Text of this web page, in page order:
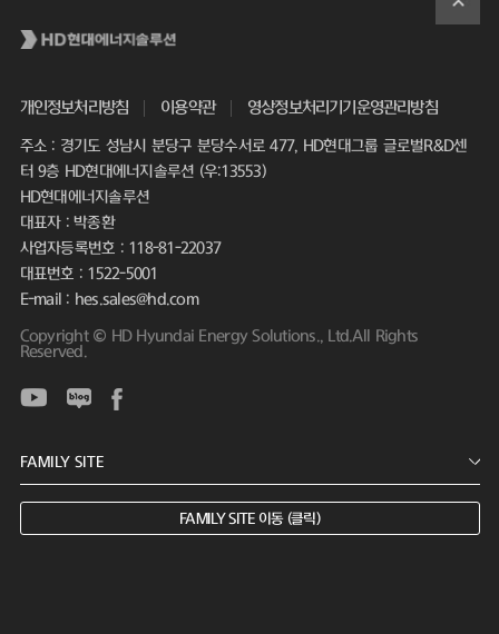
개인정보처리방침 이용약관 영상정보처리기기운영관리방침
주소 : 경기도 성남시 분당구 분당수서로 477, HD현대그룹 글로벌R&D센
터 9층 HD현대에너지솔루션 (우:13553)
HD현대에너지솔루션
대표자 : 박종환
사업자등록번호 : 118-81-22037
대표번호 : 1522-5001
E-mail : hes.sales@hd.com
Copyright © HD Hyundai Energy Solutions., Ltd.All Rights
Reserved.
FAMILY SITE 이동 (클릭)